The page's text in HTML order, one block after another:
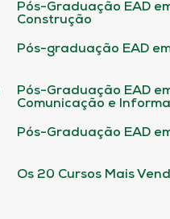
Pós-Graduação EAD
Construção
Pós-graduação EAD
Pós-Graduação EAD
Comunicação e
Pós-Graduação EAD
Os 20 Cursos Mais